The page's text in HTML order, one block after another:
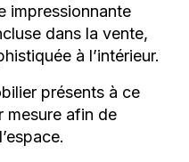
impressionnante
dans la vente,
à l’intérieur.
présents à ce
mesure afin de